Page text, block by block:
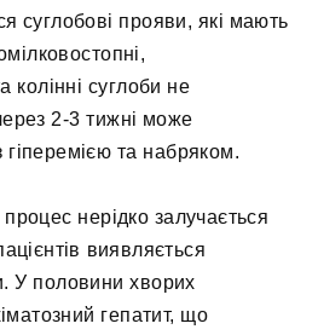
суглобові прояви, які мають
колінні суглоби не
2-3 тижні може
гіперемією та набряком.
нерідко залучається
виявляється
У половини хворих
гепатит, що